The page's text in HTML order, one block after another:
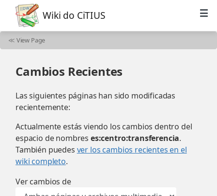
Wiki do CiTIUS
≪ View Page
Cambios Recientes
Las siguientes páginas han sido modificadas
recientemente:
Actualmente estás viendo los cambios dentro del
espacio de nombres es:centro:transferencia.
También puedes ver los cambios recientes en el
wiki completo.
Ver cambios de